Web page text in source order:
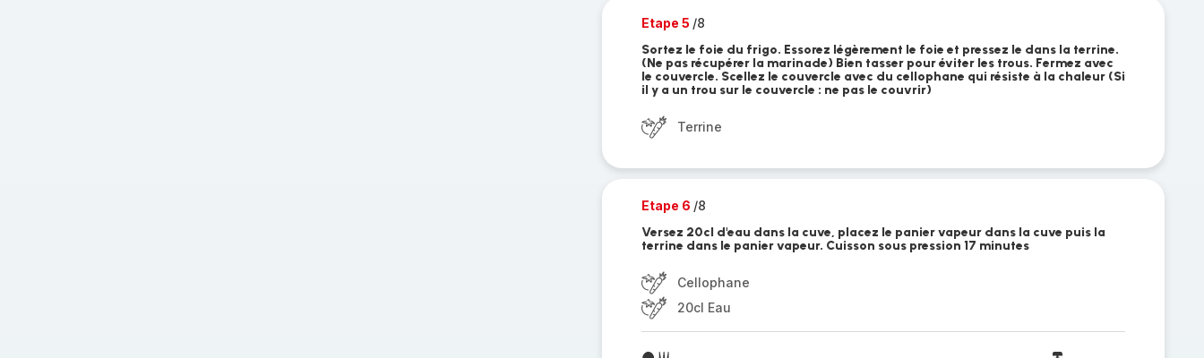
Etape 5 /8
Sortez le foie du frigo. Essorez légèrement le foie et pressez le dans la terrine.
(Ne pas récupérer la marinade) Bien tasser pour éviter les trous. Fermez avec
le couvercle. Scellez le couvercle avec du cellophane qui résiste à la chaleur (Si
il y a un trou sur le couvercle : ne pas le couvrir)
Terrine
Etape 6 /8
Versez 20cl d'eau dans la cuve, placez le panier vapeur dans la cuve puis la
terrine dans le panier vapeur. Cuisson sous pression 17 minutes
Cellophane
20cl Eau